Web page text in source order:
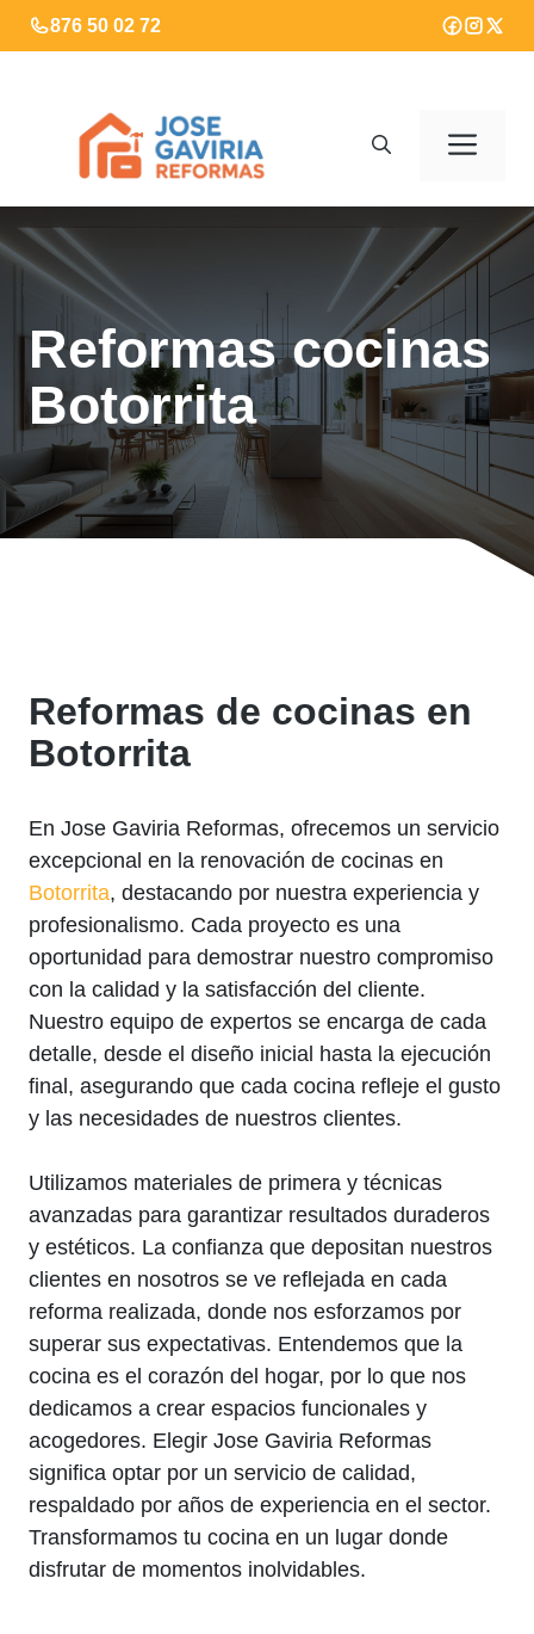
Saltar
al
876 50 02 72
Reformas cocinas
Botorrita
Reformas de cocinas en
Botorrita
En Jose Gaviria Reformas, ofrecemos un servicio
excepcional en la renovación de cocinas en
Botorrita, destacando por nuestra experiencia y
profesionalismo. Cada proyecto es una
oportunidad para demostrar nuestro compromiso
con la calidad y la satisfacción del cliente.
Nuestro equipo de expertos se encarga de cada
detalle, desde el diseño inicial hasta la ejecución
final, asegurando que cada cocina refleje el gusto
y las necesidades de nuestros clientes.
Utilizamos materiales de primera y técnicas
avanzadas para garantizar resultados duraderos
y estéticos. La confianza que depositan nuestros
clientes en nosotros se ve reflejada en cada
reforma realizada, donde nos esforzamos por
superar sus expectativas. Entendemos que la
cocina es el corazón del hogar, por lo que nos
dedicamos a crear espacios funcionales y
acogedores. Elegir Jose Gaviria Reformas
significa optar por un servicio de calidad,
respaldado por años de experiencia en el sector.
Transformamos tu cocina en un lugar donde
disfrutar de momentos inolvidables.